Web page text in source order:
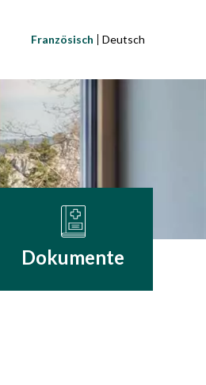
Französisch Deutsch
Dokumente